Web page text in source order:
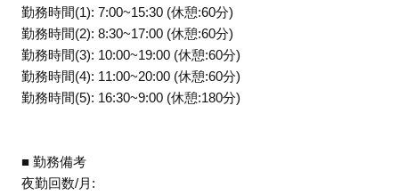
勤務時間(1): 7:00~15:30 (休憩:60分)
勤務時間(2): 8:30~17:00 (休憩:60分)
勤務時間(3): 10:00~19:00 (休憩:60分)
勤務時間(4): 11:00~20:00 (休憩:60分)
勤務時間(5): 16:30~9:00 (休憩:180分)
■ 勤務備考
夜勤回数/月: